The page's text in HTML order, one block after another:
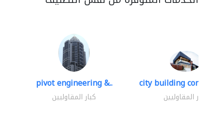
pivot engineering &..
كبار المقاوليين
city building
كبار المقاوليين